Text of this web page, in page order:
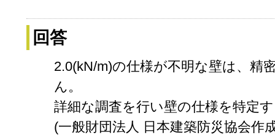
回答
2.0(kN/m)の仕様が不明な壁は、精
ん。
詳細な調査を行い壁の仕様を特定
(一般財団法人 日本建築防災協会